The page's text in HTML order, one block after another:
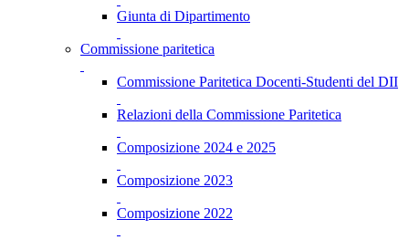
Giunta di Dipartimento
Commissione paritetica
Commissione Paritetica Docenti-Studenti del DII
Relazioni della Commissione Paritetica
Composizione 2024 e 2025
Composizione 2023
Composizione 2022